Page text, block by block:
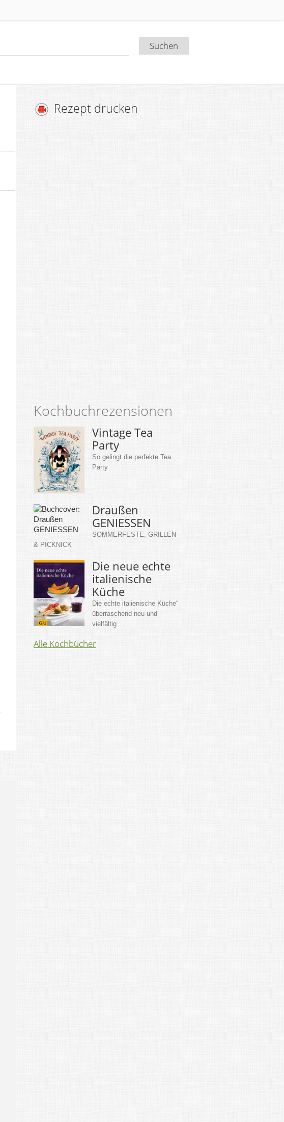
Rezept drucken
Kochbuchrezensionen
Vintage Tea
Party
So gelingt die perfekte Tea
Party
Draußen
GENIESSEN
SOMMERFESTE, GRILLEN
& PICKNICK
Die neue echte
italienische
Küche
Die echte italienische Küche“
überraschend neu und
vielfältig
Alle Kochbücher